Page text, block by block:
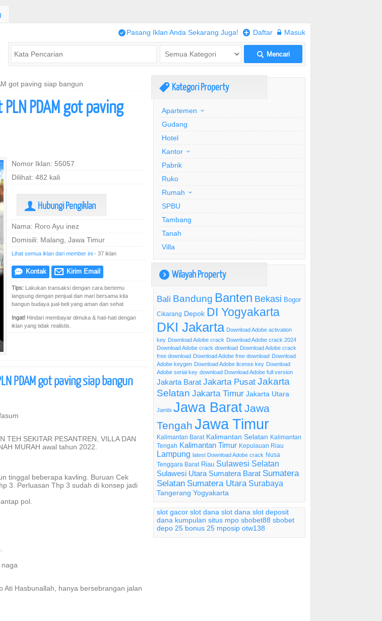
/Pasang Iklan Anda Sekarang Juga! + Daftar w Masuk
L Mencari
got paving siap bangun
PDAM got paving
Nomor Iklan: 55057
Dilihat: 482 kali
U Hubungi Pengiklan
Nama: Roro Ayu inez
Domisili: Malang, Jawa Timur
Lihat semua iklan dari member ini - 37 iklan
e Kontak @ Kirim Email
Tips: Lakukan transaksi dengan cara bertemu
langsung dengan penjual dan mari bersama kita
bangun budaya jual-beli yang aman dan sehat
Ingat! Hindari membayar dimuka & hati-hati dengan
iklan yang tidak realistis.
PDAM got paving siap bangun
TEH SEKITAR PESANTREN, VILLA DAN
MURAH awal tahun 2022.
tinggal beberapa kavling. Buruan Cek
3. Perluasan Thp 3 sudah di konsep jadi
pol.
Ati Hasbunallah, hanya bersebrangan jalan
, Kategori Property
Apartemen
Gudang
Hotel
Kantor
Pabrik
Ruko
Rumah
SPBU
Tambang
Tanah
Villa
) Wilayah Property
Bali Bandung Banten Bekasi Bogor
Cikarang Depok DI Yogyakarta
DKI Jakarta Download Adobe activation
key Download Adobe crack Download Adobe crack 2024
Download Adobe crack download Download Adobe crack
free download Download Adobe free download Download
Adobe keygen Download Adobe license key Download
Adobe serial key download Download Adobe full version
Jakarta Barat Jakarta Pusat Jakarta
Selatan Jakarta Timur Jakarta Utara
Jambi Jawa BaratJawa
Tengah Jawa Timur
Kalimantan Barat Kalimantan Selatan Kalimantan
Tengah Kalimantan Timur Kepulauan Riau
Lampung latest Download Adobe crack Nusa
Tenggara Barat Riau Sulawesi Selatan
Sulawesi Utara Sumatera Barat Sumatera
Selatan Sumatera Utara Surabaya
Tangerang Yogyakarta
slot gacor slot dana slot dana slot deposit
dana kumpulan situs mpo sbobet88 sbobet
depo 25 bonus 25 mposip otw138